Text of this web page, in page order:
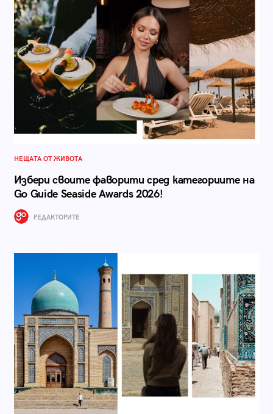
НЕЩАТА ОТ ЖИВОТА
Избери своите фаворити сред категориите на
Go Guide Seaside Awards 2026!
РЕДАКТОРИТЕ